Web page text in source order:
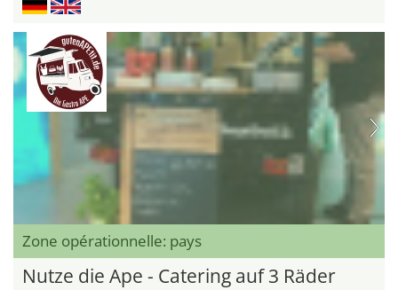
Zone opérationnelle: pays
Nutze die Ape - Catering auf 3 Räder